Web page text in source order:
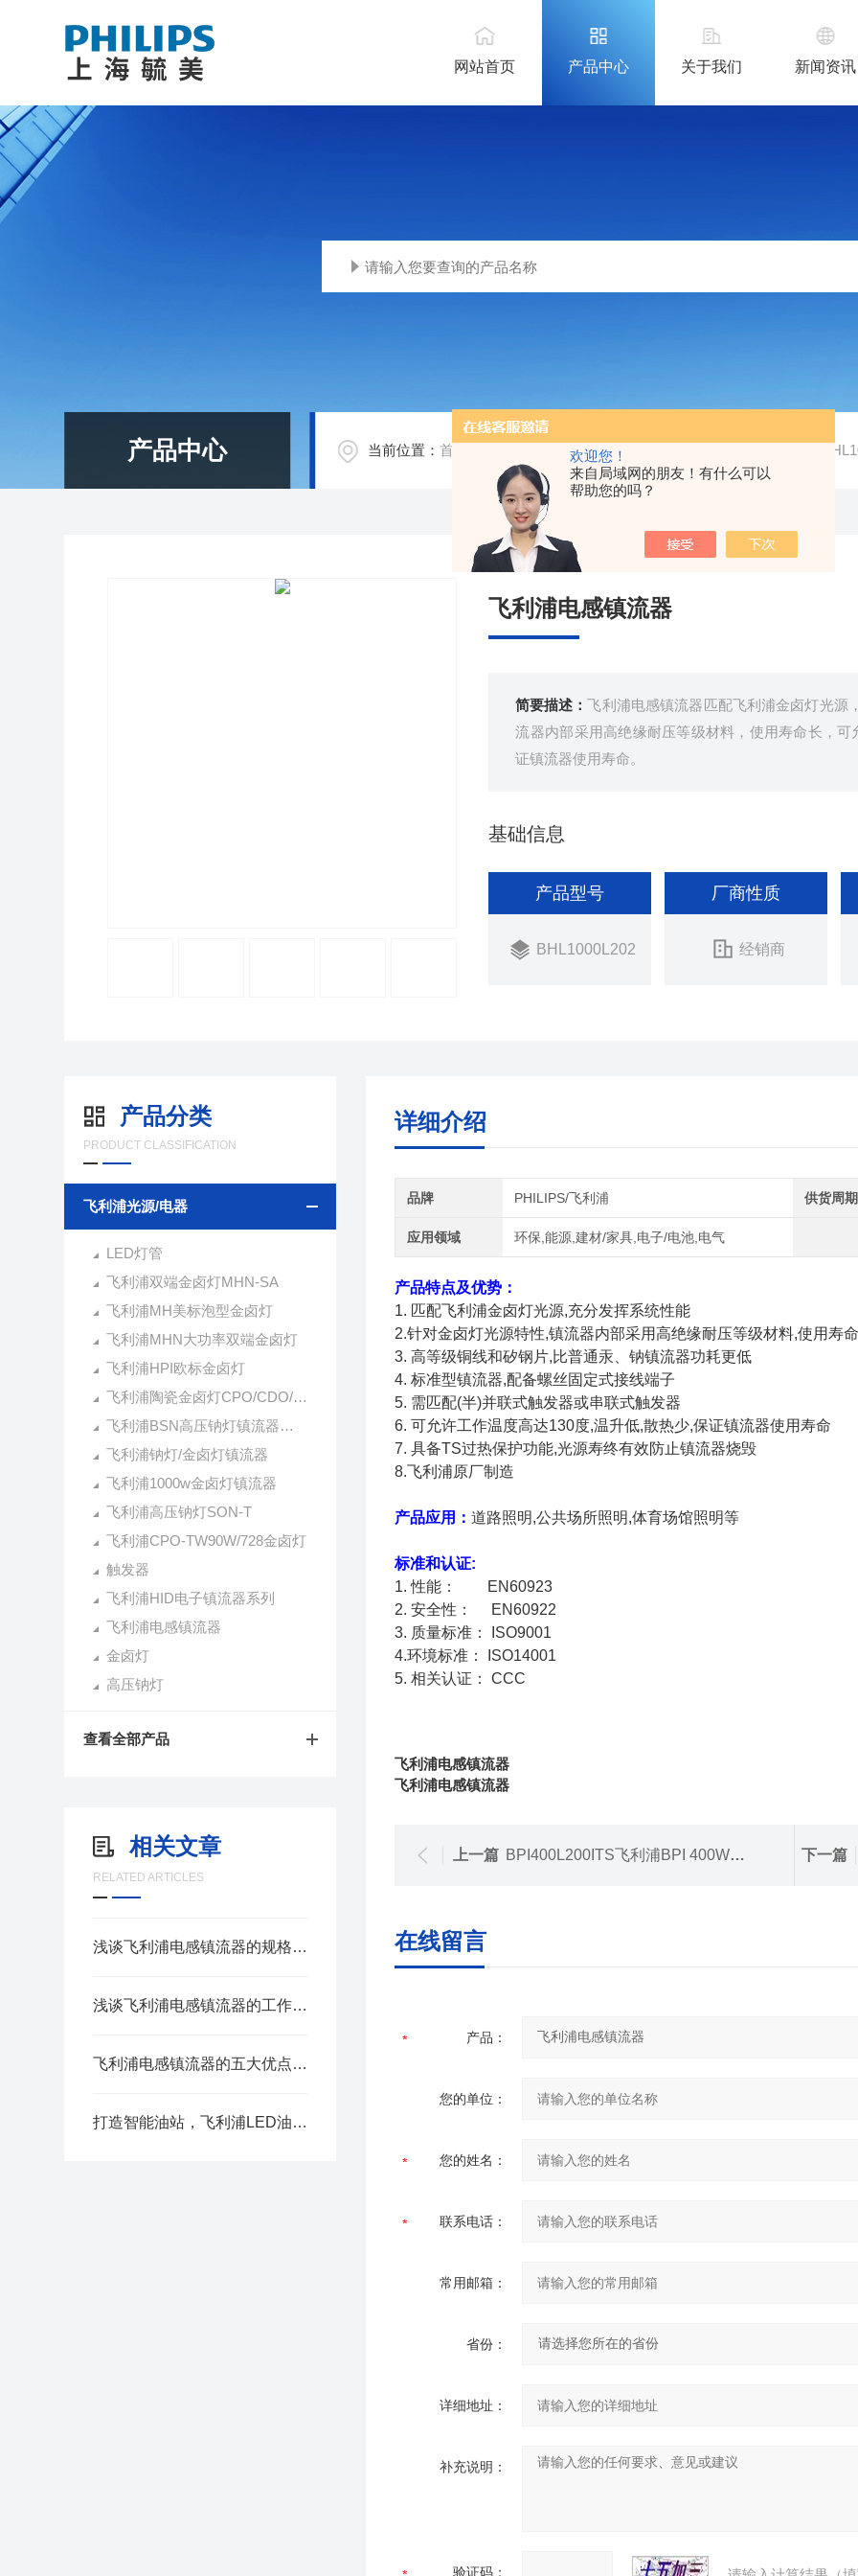
欢迎您！
来自局域网的朋友！有什么可以
帮助您的吗？
网站首页 产品中心 关于我们 新闻资讯
产品中心 当前位置：首页 飞利浦光源/电器 /
飞利浦电感镇流器
简要描述：飞利浦电感镇流器匹配飞利浦金卤灯光源
流器内部采用高绝缘耐压等级材料，使用寿命长，
证镇流器使用寿命。
基础信息
产品型号
BHL1000L202
厂商性质
经销商
产品分类
PRODUCT CLASSIFICATION
飞利浦光源/电器
LED灯管
飞利浦双端金卤灯MHN-SA
飞利浦MH美标泡型金卤灯
飞利浦MHN大功率双端金卤灯
飞利浦HPI欧标金卤灯
飞利浦陶瓷金卤灯CPO/CDO/CDM系列
飞利浦BSN高压钠灯镇流器系列
飞利浦钠灯/金卤灯镇流器
飞利浦1000w金卤灯镇流器
飞利浦高压钠灯SON-T
飞利浦CPO-TW90W/728金卤灯
触发器
飞利浦HID电子镇流器系列
飞利浦电感镇流器
金卤灯
高压钠灯
查看全部产品
相关文章
RELATED ARTICLES
浅谈飞利浦电感镇流器的规格及其安装注意事项
浅谈飞利浦电感镇流器的工作过程及其接线方法
飞利浦电感镇流器的五大优点和原理你知道吗？
打造智能油站，飞利浦LED油站灯助力能源转型
详细介绍
品牌 PHILIPS/飞利浦 供货周期
应用领域 环保,能源,建材/家具,电子/电池,电气
产品特点及优势：
1. 匹配飞利浦金卤灯光源,充分发挥系统性能
2.针对金卤灯光源特性,镇流器内部采用高绝缘耐压等级材料,使用寿
3. 高等级铜线和矽钢片,比普通汞、钠镇流器功耗更低
4. 标准型镇流器,配备螺丝固定式接线端子
5. 需匹配(半)并联式触发器或串联式触发器
6. 可允许工作温度高达130度,温升低,散热少,保证镇流器使用寿命
7. 具备TS过热保护功能,光源寿终有效防止镇流器烧毁
8.飞利浦原厂制造
产品应用： 道路照明,公共场所照明,体育场馆照明等
标准和认证:
1. 性能： EN60923
2. 安全性： EN60922
3. 质量标准： ISO9001
4.环境标准： ISO14001
5. 相关认证： CCC
飞利浦电感镇流器
飞利浦电感镇流器
上一篇 BPI400L200ITS飞利浦BPI 400W金卤灯电感镇流器 下一篇
在线留言
产品：
您的单位：
您的姓名：
联系电话：
常用邮箱：
省份：
详细地址：
补充说明：
验证码：